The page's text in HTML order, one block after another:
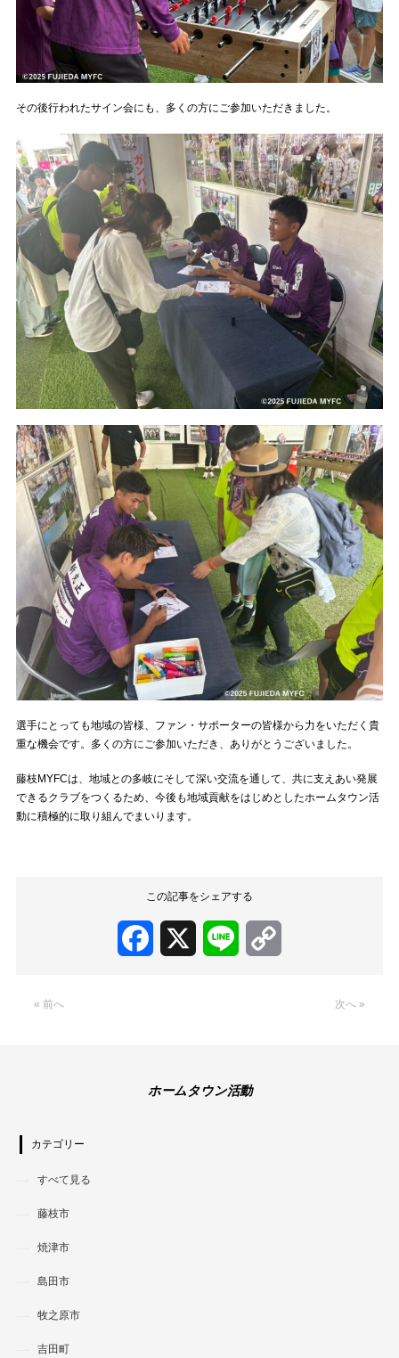
その後行われたサイン会にも、多くの方にご参加いただきました。
選手にとっても地域の皆様、ファン・サポーターの皆様から力をいただく貴
重な機会です。多くの方にご参加いただき、ありがとうございました。
藤枝MYFCは、地域との多岐にそして深い交流を通して、共に支えあい発展
できるクラブをつくるため、今後も地域貢献をはじめとしたホームタウン活
動に積極的に取り組んでまいります。
この記事をシェアする
Facebook Line
« 前へ 次へ »
ホームタウン活動
カテゴリー
すべて見る
藤枝市
焼津市
島田市
牧之原市
吉田町